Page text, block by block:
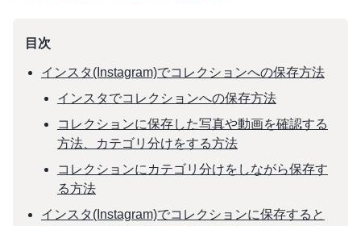
目次
インスタ(Instagram)でコレクションへの保存方法
インスタでコレクションへの保存方法
コレクションに保存した写真や動画を確認する
方法、カテゴリ分けをする方法
コレクションにカテゴリ分けをしながら保存す
る方法
インスタ(Instagram)でコレクションに保存すると